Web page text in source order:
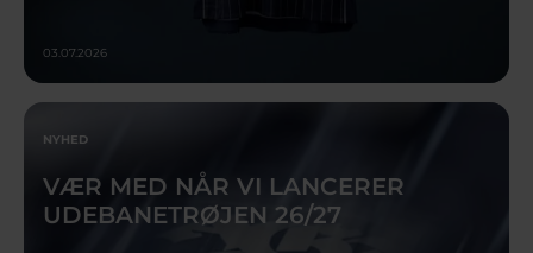
03.07.2026
NYHED
VÆR MED NÅR VI LANCERER
UDEBANETRØJEN 26/27